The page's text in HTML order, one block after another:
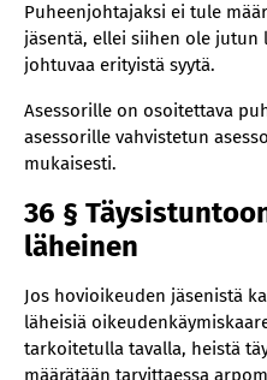
Puheenjohtajaksi ei tule
jäsentä, ellei siihen ole jutun
johtuvaa erityistä syytä.
Asessorille on osoitettava
asessorille vahvistetun
mukaisesti.
36 §
läheinen
Jos hovioikeuden jäsenistä
läheisiä
tarkoitetulla tavalla, heistä
määrätään tarvittaessa